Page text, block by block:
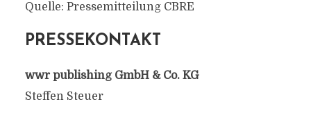
Quelle: Pressemitteilung CBRE
PRESSEKONTAKT
wwr publishing GmbH & Co. KG
Steffen Steuer